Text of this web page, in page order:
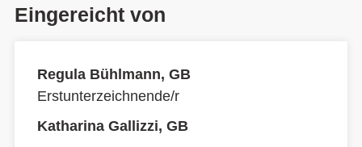
Eingereicht von
Regula Bühlmann, GB
Erstunterzeichnende/r
Katharina Gallizzi, GB